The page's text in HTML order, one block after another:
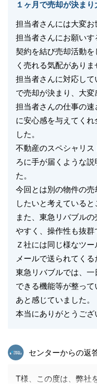
１ヶ月で売却が決ま
担当者さんには大変お
担当者さんにお願い
契約を結び売却活動
く売れる気配がありま
担当者さんに対応して
で売却が決まり、大変
担当者さんの仕事の
に安心感を与えてく
した。
不動産のスペシャリス
ろに手が届くような
た。
今回とは別の物件の
したいと考えていると
また、東急リバブル
やすく、操作性も抜群
Ｚ社には同じ様なツ
メールで送られてくる
東急リバブルでは、
できる機能等が整っ
あと感じていました。
本当にありがとうござ
東急リバブル
センターからの返
T様、この度は、弊社